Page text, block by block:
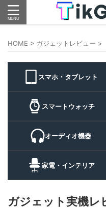
HOME > ガジェットレビュー >
スマホ・タブレット
スマートウォッチ
オーディオ機器
家電・インテリア
ガジェット実機レ